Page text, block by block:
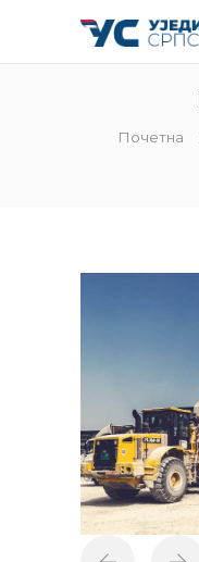
Почетна